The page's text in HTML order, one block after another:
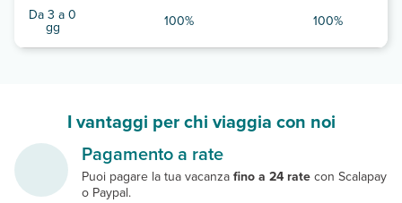
Da 3 a 0
gg 100% 100%
I vantaggi per chi viaggia con noi
Pagamento a rate
Puoi pagare la tua vacanzafino a 24 ratecon Scalapay
o Paypal.